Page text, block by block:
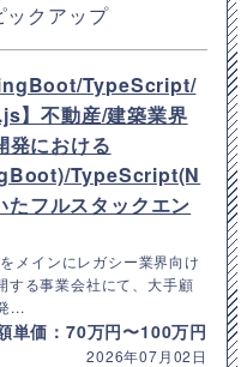
ックアップ
TypeScript/
】不動産/建築業界
発における
TypeScript(N
フルスタックエン
メインにレガシー業界向け
する事業会社にて、大手顧
...
単価：70万円〜100万円
2026年07月02日